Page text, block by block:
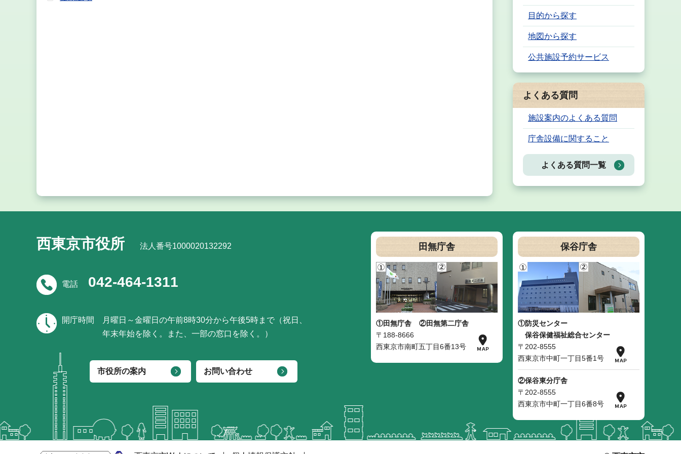
目的から探す
地図から探す
公共施設予約サービス
よくある質問
施設案内のよくある質問
庁舎設備に関すること
よくある質問一覧
西東京市役所 法人番号1000020132292
電話 042-464-1311
開庁時間
月曜日～金曜日の午前8時30分から午後5時まで（祝日、
年末年始を除く。また、一部の窓口を除く。）
市役所の案内 お問い合わせ
田無庁舎
①田無庁舎
②田無第二庁舎
〒188-8666
西東京市南町五丁目6番13号
保谷庁舎
①防災センター
保谷保健福祉総合センター
〒202-8555
西東京市中町一丁目5番1号
②保谷東分庁舎
〒202-8555
西東京市中町一丁目6番8号